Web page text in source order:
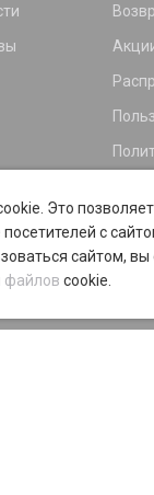
Это
с
сайтом, вы
файлов cookie.